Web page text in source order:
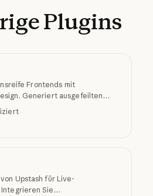
Plugins
Frontends mit
Generiert ausgefeilten
Ästhetik vermeidet.
Upstash für Live-
Sie